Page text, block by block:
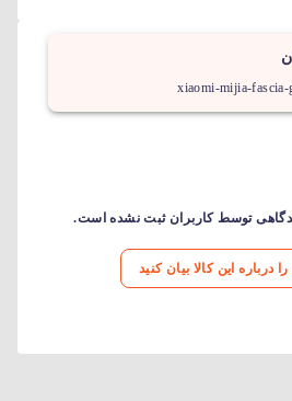
xiaomi-mijia-fascia-
توسط کاربران ثبت نشده است.
درباره این کالا بیان کنید